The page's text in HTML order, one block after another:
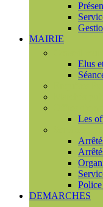
MAIRIE
Elus
Les
DEMARCHES